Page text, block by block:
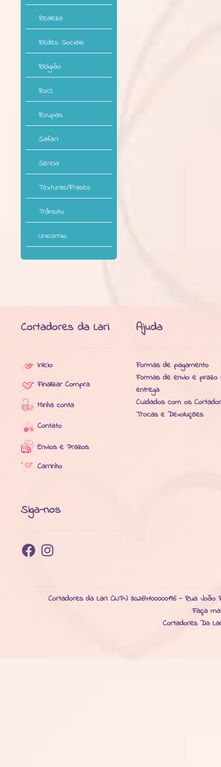
Realeza
Redes Sociais
Religião
Rock
Roupas
Safari
Sereia
Texturas/Frases
Trânsito
Unicórnio
Cortadores da Lari
Início
Finalizar Compra
Minha conta
Contato
Envios e Prazos
Carrinho
Siga-nos
FacebookInstagram
Ajuda
Formas de pagamento
Formas de envio e prazo
entrega
Cuidados com os
Trocas e Devoluções
Cortadores da Lari CNPJ: 30264100000196 - Rua
Faça
Cortadores Da